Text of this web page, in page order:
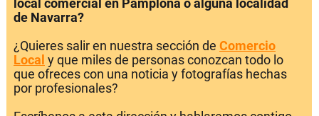
local comercial en Pamplona o alguna localidad
de Navarra?
¿Quieres salir en nuestra sección de Comercio
Local y que miles de personas conozcan todo lo
que ofreces con una noticia y fotografías hechas
por profesionales?